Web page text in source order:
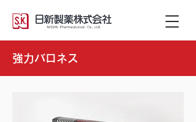
強力バロネス